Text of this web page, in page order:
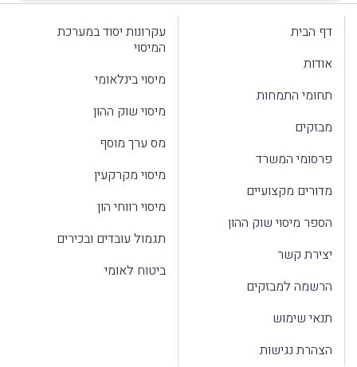
דף הבית
אודות
תחומי התמחות
מבזקים
פרסומי המשרד
מדורים מקצועיים
הספר מיסוי שוק ההון
יצירת קשר
הרשמה למבזקים
תנאי שימוש
הצהרת נגישות
עקרונות יסוד במערכת
המיסוי
מיסוי בינלאומי
מיסוי שוק ההון
מס ערך מוסף
מיסוי מקרקעין
מיסוי רווחי הון
תגמול עובדים ובכירים
ביטוח לאומי